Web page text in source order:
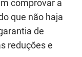
comprovar a
que não haja
de
reduções e